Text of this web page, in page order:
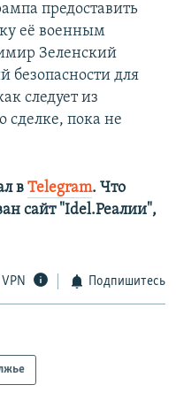
предоставить
её военным
Зеленский
безопасности для
следует из
пока не
в Telegram. Что
сайт "Idel.Реалии",
Подпишитесь